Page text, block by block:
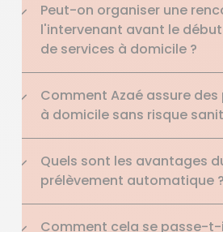
Peut-on organiser une
l'intervenant avant le
de services à domicile ?
Comment Azaé assure
à domicile sans risque
Quels sont les avantages
prélèvement automatique ?
Comment cela se passe-t-